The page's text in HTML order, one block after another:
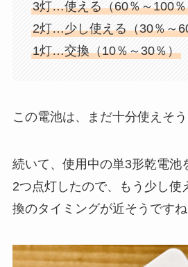
3灯…使える（60％～100
2灯…少し使える（30％～
1灯…交換（10％～30％）
この電池は、まだ十分使えそう
続いて、使用中の単3形乾電池
2つ点灯したので、もう少し使
換のタイミングが近そうですね